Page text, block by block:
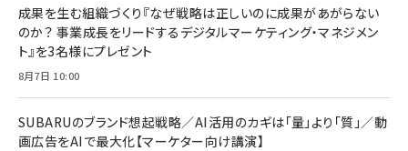
￥1,100
anan(アンアン)2026/07/08号 No.2502[2026
￥880
ママ投資家が育休中に１億貯めた株式投資
すい ガイド枠付き いPhone17 (6.3インチ) 対応
2枚セット DSP25F1698
￥1,599
￥6,980
￥5,000
Anker PowerLine III Flow USB-C & USB-C
Pro/Air 各種対応 (1.8m ミッドナイトブラック)
￥1,890
成果を生む組織づくり『なぜ戦略は正しいのに成果があがらない
のか？ 事業成長をリードするデジタルマーケティング・マネジメン
ト』を3名様にプレゼント
8月7日 10:00
SUBARUのブランド想起戦略／AI活用のカギは「量」より「質」／動
画広告をAIで最大化【マーケター向け講演】